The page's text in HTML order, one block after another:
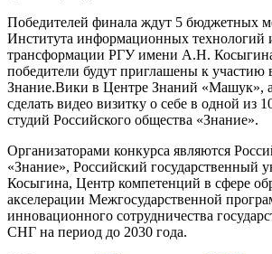
Победителей финала ждут 5 бюджетных
Института информационных технологий
трансформации РГУ имени А.Н.
победители будут приглашены к участию
Знание.Вики в Центре Знаний «Машук»,
сделать видео визитку о себе в одной из
студий Российского общества «Знание».
Организаторами конкурса являются
«Знание», Российский государственный
Косыгина, Центр компетенций в сфере
акселерации Межгосударственной
инновационного сотрудничества
СНГ на период до 2030 года.